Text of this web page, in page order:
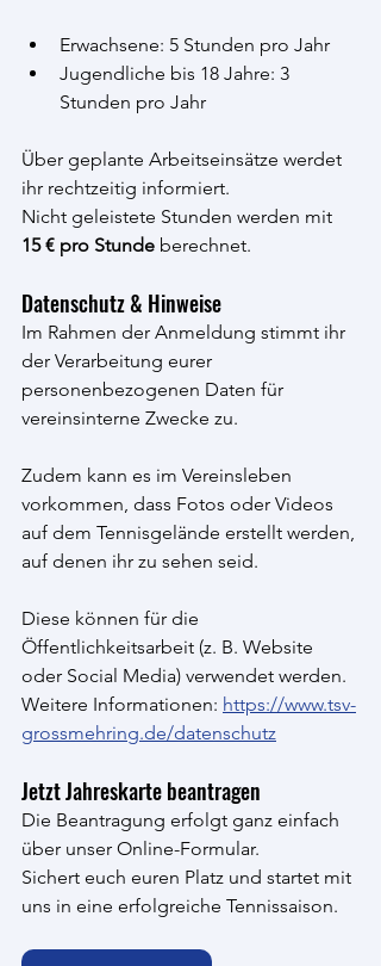
Erwachsene: 5 Stunden pro Jahr
Jugendliche bis 18 Jahre: 3
Stunden pro Jahr
Über geplante Arbeitseinsätze werdet
ihr rechtzeitig informiert.
Nicht geleistete Stunden werden mit
15 € pro Stunde berechnet.
Datenschutz & Hinweise
Im Rahmen der Anmeldung stimmt ihr
der Verarbeitung eurer
personenbezogenen Daten für
vereinsinterne Zwecke zu.
Zudem kann es im Vereinsleben
vorkommen, dass Fotos oder Videos
auf dem Tennisgelände erstellt werden,
auf denen ihr zu sehen seid.
Diese können für die
Öffentlichkeitsarbeit (z. B. Website
oder Social Media) verwendet werden.
Weitere Informationen: https://www.tsv-
grossmehring.de/datenschutz
Jetzt Jahreskarte beantragen
Die Beantragung erfolgt ganz einfach
über unser Online-Formular.
Sichert euch euren Platz und startet mit
uns in eine erfolgreiche Tennissaison.